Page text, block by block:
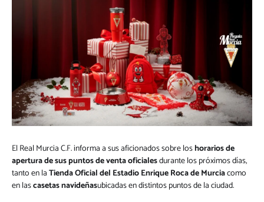
El Real Murcia C.F. informa a sus aficionados sobre loshorarios de
apertura de sus puntos de venta oficialesdurante los próximos días,
tanto en laTienda Oficial del Estadio Enrique Roca de Murciacomo
en lascasetas navideñasubicadas en distintos puntos de la ciudad.